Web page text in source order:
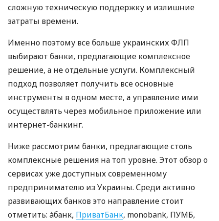
сложную техническую поддержку и излишние
затраты времени.
Именно поэтому все больше украинских ФЛП
выбирают банки, предлагающие комплексное
решение, а не отдельные услуги. Комплексный
подход позволяет получить все основные
инструменты в одном месте, а управление ими
осуществлять через мобильное приложение или
интернет-банкинг.
Ниже рассмотрим банки, предлагающие столь
комплексные решения на топ уровне. Этот обзор о
сервисах уже доступных современному
предпринимателю из Украины. Среди активно
развивающих банков это направление стоит
отметить: àбанк, ПриватБанк, monobank, ПУМБ,